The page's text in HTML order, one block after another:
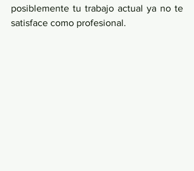
posiblemente tu trabajo actual ya no te
satisface como profesional.